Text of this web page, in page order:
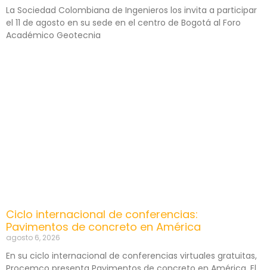
La Sociedad Colombiana de Ingenieros los invita a participar
el 11 de agosto en su sede en el centro de Bogotá al Foro
Académico Geotecnia
Ciclo internacional de conferencias:
Pavimentos de concreto en América
agosto 6, 2026
En su ciclo internacional de conferencias virtuales gratuitas,